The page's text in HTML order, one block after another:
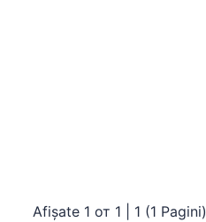
Afișate 1 от 1 | 1 (1 Pagini)